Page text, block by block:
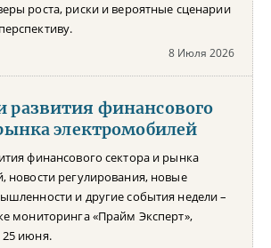
роста, риски и вероятные сценарии
8 Июля 2026
развития финансового
электромобилей
финансового сектора и рынка
новости регулирования, новые
и другие события недели –
мониторинга «Прайм Эксперт»,
июня.